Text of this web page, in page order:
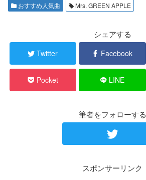
おすすめ人気曲 Mrs. GREEN APPLE
シェアする
Twitter Facebook
Pocket LINE
筆者をフォローする
スポンサーリンク